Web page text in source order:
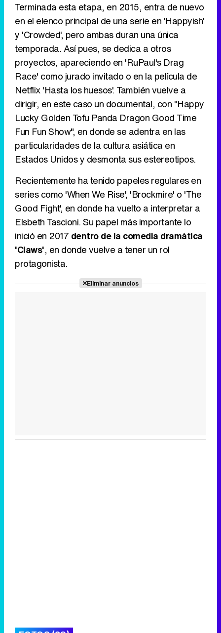
Terminada esta etapa, en 2015, entra de nuevo
en el elenco principal de una serie en 'Happyish'
y 'Crowded', pero ambas duran una única
temporada. Así pues, se dedica a otros
proyectos, apareciendo en 'RuPaul's Drag
Race' como jurado invitado o en la película de
Netflix 'Hasta los huesos'. También vuelve a
dirigir, en este caso un documental, con "Happy
Lucky Golden Tofu Panda Dragon Good Time
Fun Fun Show", en donde se adentra en las
particularidades de la cultura asiática en
Estados Unidos y desmonta sus estereotipos.
Recientemente ha tenido papeles regulares en
series como 'When We Rise', 'Brockmire' o 'The
Good Fight', en donde ha vuelto a interpretar a
Elsbeth Tascioni. Su papel más importante lo
inició en 2017 dentro de la comedia dramática
'Claws', en donde vuelve a tener un rol
protagonista.
Eliminar anuncios